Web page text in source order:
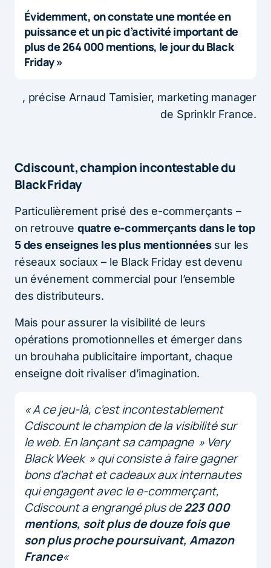
Évidemment, on constate une montée en
puissance et un pic d’activité important de
plus de 264 000 mentions, le jour du Black
Friday »
, précise Arnaud Tamisier, marketing manager
de Sprinklr France.
Cdiscount, champion incontestable du
Black Friday
Particulièrement prisé des e-commerçants –
on retrouve quatre e-commerçants dans le top
5 des enseignes les plus mentionnéessur les
réseaux sociaux – le Black Friday est devenu
un événement commercial pour l’ensemble
des distributeurs.
Mais pour assurer la visibilité de leurs
opérations promotionnelles et émerger dans
un brouhaha publicitaire important, chaque
enseigne doit rivaliser d’imagination.
« A ce jeu-là, c’est incontestablement
Cdiscount le champion de la visibilité sur
le web. En lançant sa campagne » Very
Black Week» qui consiste à faire gagner
bons d’achat et cadeaux aux internautes
qui engagent avec le e-commerçant,
Cdiscount a engrangé plus de223 000
mentions, soit plus de douze fois que
son plus proche poursuivant, Amazon
France«